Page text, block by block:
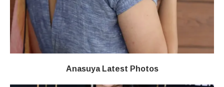
Anasuya Latest Photos